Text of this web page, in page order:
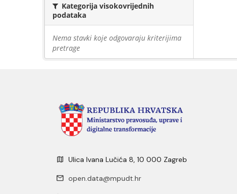
Kategorija visokovrijednih
podataka
Nema stavki koje odgovaraju kriterijima
pretrage